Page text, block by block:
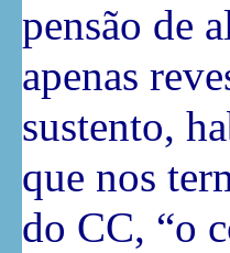
pensão de
apenas
sustento,
que nos
do CC, “o